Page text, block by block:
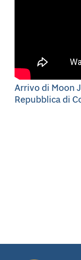
Arrivo di Moon
Repubblica di